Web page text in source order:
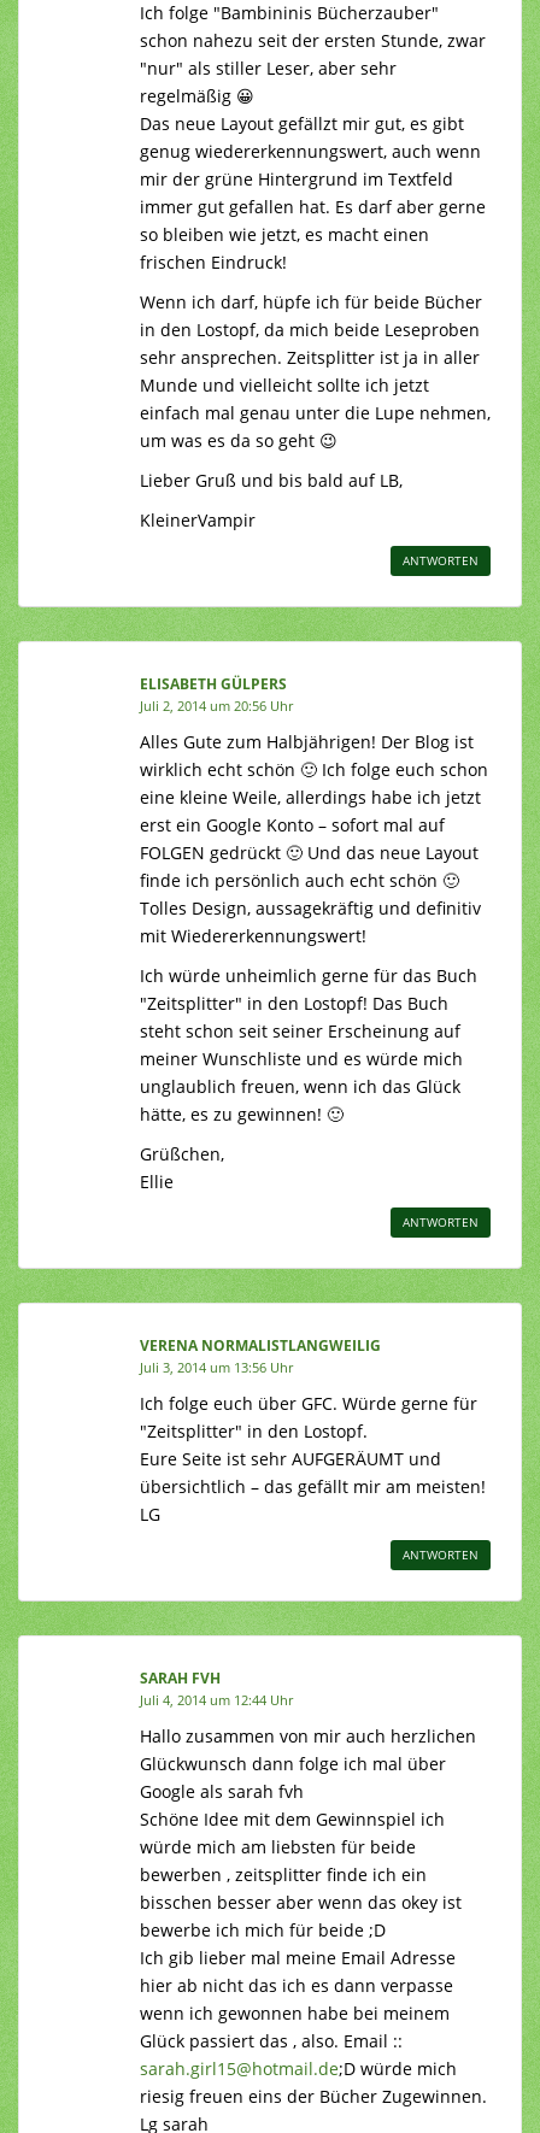
Ich folge "Bambininis Bücherzauber"
schon nahezu seit der ersten Stunde, zwar
"nur" als stiller Leser, aber sehr
regelmäßig 😀
Das neue Layout gefällzt mir gut, es gibt
genug wiedererkennungswert, auch wenn
mir der grüne Hintergrund im Textfeld
immer gut gefallen hat. Es darf aber gerne
so bleiben wie jetzt, es macht einen
frischen Eindruck!
Wenn ich darf, hüpfe ich für beide Bücher
in den Lostopf, da mich beide Leseproben
sehr ansprechen. Zeitsplitter ist ja in aller
Munde und vielleicht sollte ich jetzt
einfach mal genau unter die Lupe nehmen,
um was es da so geht 😉
Lieber Gruß und bis bald auf LB,
KleinerVampir
ANTWORTEN
ELISABETH GÜLPERS
Juli 2, 2014 um 20:56 Uhr
Alles Gute zum Halbjährigen! Der Blog ist
wirklich echt schön 🙂 Ich folge euch schon
eine kleine Weile, allerdings habe ich jetzt
erst ein Google Konto – sofort mal auf
FOLGEN gedrückt 🙂 Und das neue Layout
finde ich persönlich auch echt schön 🙂
Tolles Design, aussagekräftig und definitiv
mit Wiedererkennungswert!
Ich würde unheimlich gerne für das Buch
"Zeitsplitter" in den Lostopf! Das Buch
steht schon seit seiner Erscheinung auf
meiner Wunschliste und es würde mich
unglaublich freuen, wenn ich das Glück
hätte, es zu gewinnen! 🙂
Grüßchen,
Ellie
ANTWORTEN
VERENA NORMALISTLANGWEILIG
Juli 3, 2014 um 13:56 Uhr
Ich folge euch über GFC. Würde gerne für
"Zeitsplitter" in den Lostopf.
Eure Seite ist sehr AUFGERÄUMT und
übersichtlich – das gefällt mir am meisten!
LG
ANTWORTEN
SARAH FVH
Juli 4, 2014 um 12:44 Uhr
Hallo zusammen von mir auch herzlichen
Glückwunsch dann folge ich mal über
Google als sarah fvh
Schöne Idee mit dem Gewinnspiel ich
würde mich am liebsten für beide
bewerben , zeitsplitter finde ich ein
bisschen besser aber wenn das okey ist
bewerbe ich mich für beide ;D
Ich gib lieber mal meine Email Adresse
hier ab nicht das ich es dann verpasse
wenn ich gewonnen habe bei meinem
Glück passiert das , also. Email ::
sarah.girl15@hotmail.de;D würde mich
riesig freuen eins der Bücher Zugewinnen.
Lg sarah